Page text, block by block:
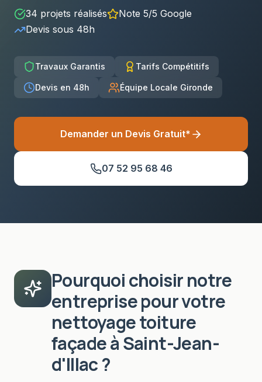
34 projets réalisés
Note 5/5 Google
Devis sous 48h
Travaux Garantis Tarifs Compétitifs
Devis en 48h Équipe Locale Gironde
Demander un Devis Gratuit*
07 52 95 68 46
Pourquoi choisir notre
entreprise pour votre
nettoyage toiture
façadeàSaint-Jean-
d'Illac?